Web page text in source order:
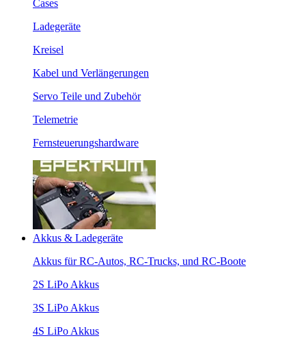
Cases
Ladegeräte
Kreisel
Kabel und Verlängerungen
Servo Teile und Zubehör
Telemetrie
Fernsteuerungshardware
Akkus & Ladegeräte
Akkus für RC-Autos, RC-Trucks, und RC-Boote
2S LiPo Akkus
3S LiPo Akkus
4S LiPo Akkus